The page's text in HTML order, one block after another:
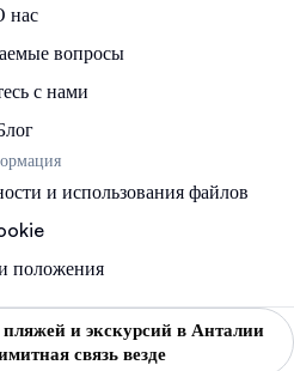
нас
вопросы
с нами
и использования файлов
положения
и экскурсий в Анталии
связь везде